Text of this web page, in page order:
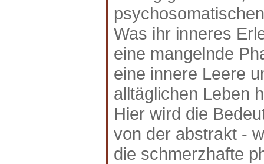
Was ihr inneres
eine mangelnde
eine innere Leere
alltäglichen Leben
Hier wird die
von der abstrakt -
die schmerzhafte